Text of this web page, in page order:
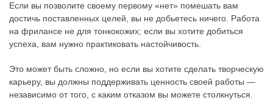
Если вы позволите своему первому «нет» помешать вам
достичь поставленных целей, вы не добьетесь ничего. Работа
на фрилансе не для тонкокожих; если вы хотите добиться
успеха, вам нужно практиковать настойчивость.
Это может быть сложно, но если вы хотите сделать творческую
карьеру, вы должны поддерживать ценность своей работы —
независимо от того, с каким отказом вы можете столкнуться.